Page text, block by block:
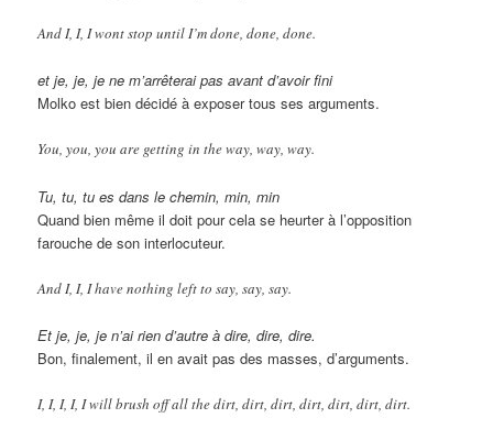
And I, I, I wont stop until I’m done, done, done.
et je, je, je ne m’arrêterai pas avant d’avoir fini
Molko est bien décidé à exposer tous ses arguments.
You, you, you are getting in the way, way, way.
Tu, tu, tu es dans le chemin, min, min
Quand bien même il doit pour cela se heurter à l’opposition
farouche de son interlocuteur.
And I, I, I have nothing left to say, say, say.
Et je, je, je n’ai rien d’autre à dire, dire, dire.
Bon, finalement, il en avait pas des masses, d’arguments.
I, I, I, I, I will brush off all the dirt, dirt, dirt, dirt, dirt, dirt, dirt.